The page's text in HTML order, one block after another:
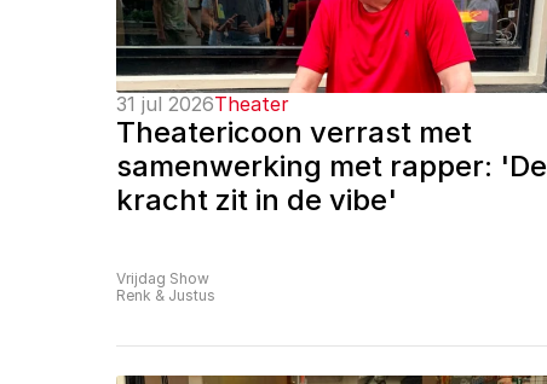
31 jul 2026Theater
Theatericoon verrast met
samenwerking met rapper: 'De
kracht zit in de vibe'
Vrijdag Show
Renk & Justus